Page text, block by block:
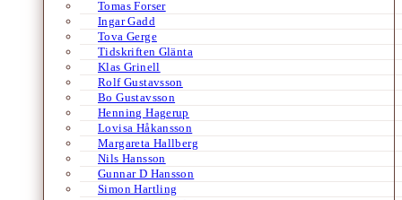
Tomas Forser
Ingar Gadd
Tova Gerge
Tidskriften Glänta
Klas Grinell
Rolf Gustavsson
Bo Gustavsson
Henning Hagerup
Lovisa Håkansson
Margareta Hallberg
Nils Hansson
Gunnar D Hansson
Simon Hartling